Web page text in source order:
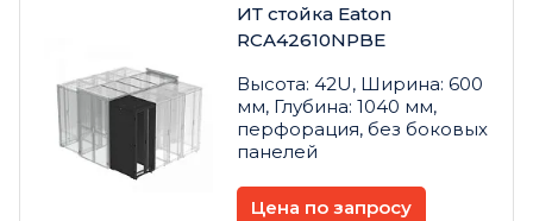
ИТ стойка Eaton
RCA42610NPBE
Высота: 42U, Ширина: 600
мм, Глубина: 1040 мм,
перфорация, без боковых
панелей
Цена по запросу